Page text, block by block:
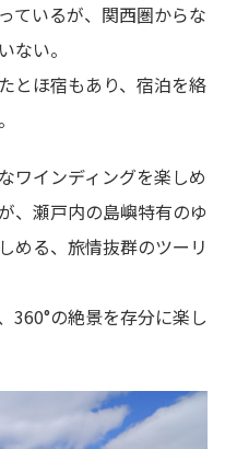
ているが、関西圏からな
ない。
とほ宿もあり、宿泊を絡
ワインディングを楽しめ
、瀬戸内の島嶼特有のゆ
める、旅情抜群のツーリ
360°の絶景を存分に楽し